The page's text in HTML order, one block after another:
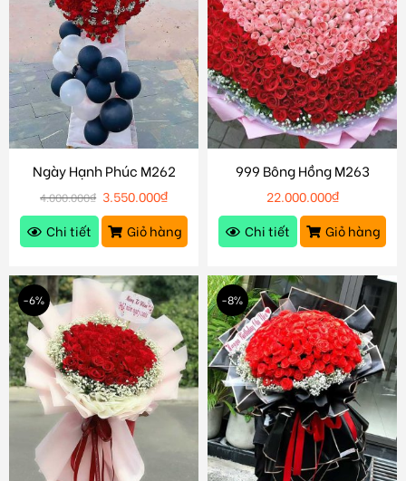
Ngày Hạnh Phúc M262
4.000.000₫ 3.550.000₫
Chi tiết
Giỏ hàng
999 Bông Hồng M263
22.000.000₫
Chi tiết
Giỏ hàng
-6% -8%